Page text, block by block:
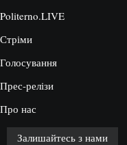
Politerno.LIVE
Стріми
Голосування
Прес-релізи
Про нас
Залишайтесь з нами